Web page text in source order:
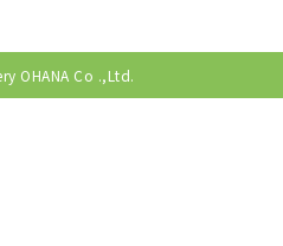
OHANA Co .,Ltd.